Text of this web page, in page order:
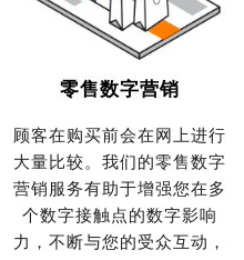
零售数字营销
顾客在购买前会在网上进行
大量比较。我们的零售数字
营销服务有助于增强您在多
个数字接触点的数字影响
力，不断与您的受众互动，